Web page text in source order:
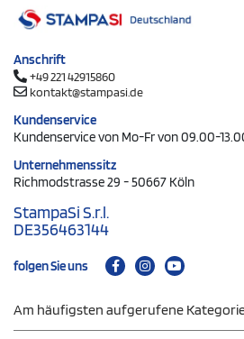
Anschrift
+49 221 42915860
kontakt@stampasi.de
Kundenservice
Kundenservice von Mo-Fr von 09.00-
Unternehmenssitz
Richmodstrasse 29 - 50667 Köln
StampaSi S.r.l.
DE356463144
folgen Sie uns
Am häufigsten aufgerufene